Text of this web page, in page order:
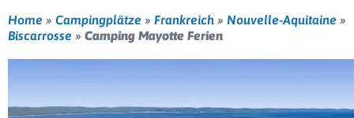
Home » Campingplätze » Frankreich » Nouvelle-Aquitaine »
Biscarrosse » Camping Mayotte Ferien